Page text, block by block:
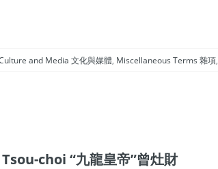
and Media 文化與媒體, Miscellaneous Terms 雜項,
choi “九龍皇帝”曾灶財